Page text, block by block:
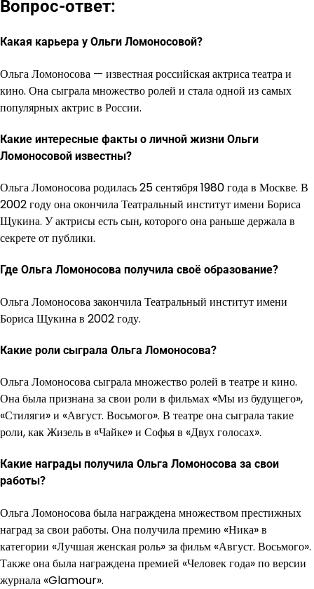
Вопрос-ответ:
Какая карьера у Ольги Ломоносовой?
Ольга Ломоносова — известная российская актриса театра и
кино. Она сыграла множество ролей и стала одной из самых
популярных актрис в России.
Какие интересные факты о личной жизни Ольги
Ломоносовой известны?
Ольга Ломоносова родилась 25 сентября 1980 года в Москве. В
2002 году она окончила Театральный институт имени Бориса
Щукина. У актрисы есть сын, которого она раньше держала в
секрете от публики.
Где Ольга Ломоносова получила своё образование?
Ольга Ломоносова закончила Театральный институт имени
Бориса Щукина в 2002 году.
Какие роли сыграла Ольга Ломоносова?
Ольга Ломоносова сыграла множество ролей в театре и кино.
Она была признана за свои роли в фильмах «Мы из будущего»,
«Стиляги» и «Август. Восьмого». В театре она сыграла такие
роли, как Жизель в «Чайке» и Софья в «Двух голосах».
Какие награды получила Ольга Ломоносова за свои
работы?
Ольга Ломоносова была награждена множеством престижных
наград за свои работы. Она получила премию «Ника» в
категории «Лучшая женская роль» за фильм «Август. Восьмого».
Также она была награждена премией «Человек года» по версии
журнала «Glamour».